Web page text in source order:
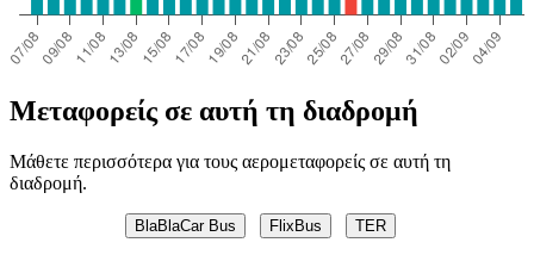
Μεταφορείς σε αυτή τη διαδρομή
Μάθετε περισσότερα για τους αερομεταφορείς σε αυτή τη
διαδρομή.
BlaBlaCar Bus FlixBus TER